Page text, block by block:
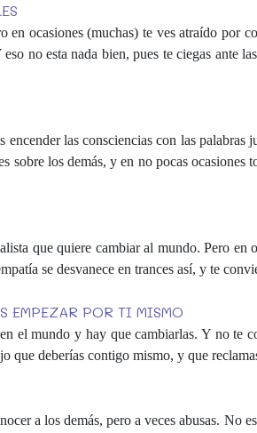
ocasiones (muchas) te ves atraído por
no esta nada bien, pues te ciegas ante
las consciencias con las
los demás, y en no pocas ocasiones
que quiere cambiar al mundo. Pero en
se desvanece en trances así, y te
EMPEZAR POR TI MISMO
el mundo y hay que cambiarlas. Y no te
deberías contigo mismo, y que
a los demás, pero a veces abusas. No